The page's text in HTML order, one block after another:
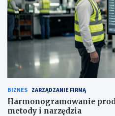
BIZNES ZARZĄDZANIE FIRMĄ
Harmonogramowanie
metody i narzędzia